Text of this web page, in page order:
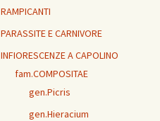
RAMPICANTI
PARASSITE E CARNIVORE
INFIORESCENZE A CAPOLINO
fam.COMPOSITAE
gen.Picris
gen.Hieracium